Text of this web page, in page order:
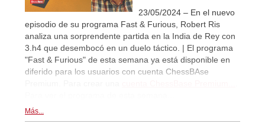
23/05/2024 – En el nuevo
episodio de su programa Fast & Furious, Robert Ris
analiza una sorprendente partida en la India de Rey con
3.h4 que desembocó en un duelo táctico. | El programa
"Fast & Furious" de esta semana ya está disponible en
diferido para los usuarios con cuenta ChessBAse
Más...